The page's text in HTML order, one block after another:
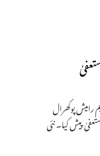
رامیش پوکھرال
پیش کیا۔ نئی